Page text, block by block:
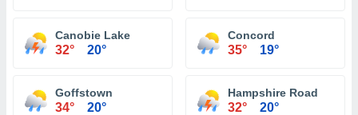
Canobie Lake
32° 20°
Concord
35° 19°
Goffstown
34° 20°
Hampshire Road
32° 20°